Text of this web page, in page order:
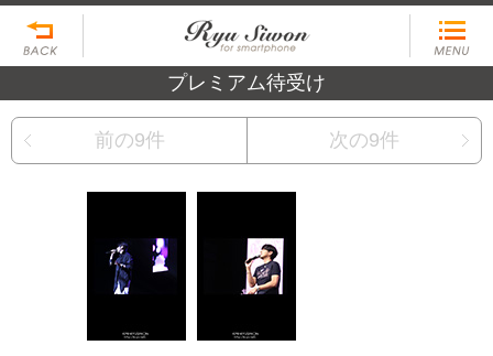
プレミアム待受け
前の9件 次の9件